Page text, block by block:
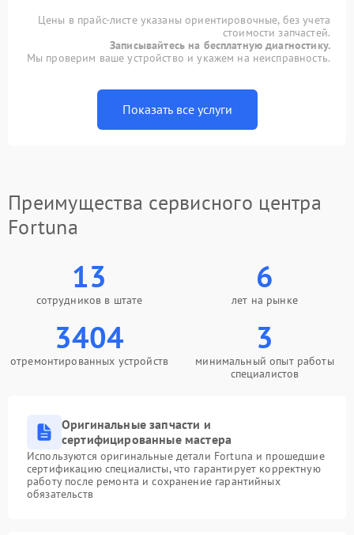
Цены в прайс-листе указаны ориентировочные, без учета
стоимости запчастей.
Записывайтесь на бесплатную диагностику.
Мы проверим ваше устройство и укажем на неисправность.
Показать все услуги
Преимущества сервисного центра
Fortuna
13
сотрудников в штате
6
лет на рынке
3404
отремонтированных устройств
3
минимальный опыт работы
специалистов
Оригинальные запчасти и
сертифицированные мастера
Используются оригинальные детали Fortuna и прошедшие
сертификацию специалисты, что гарантирует корректную
работу после ремонта и сохранение гарантийных
обязательств